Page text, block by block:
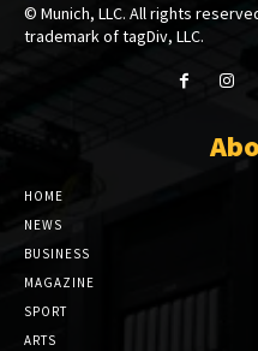
© Munich, LLC. All rights
trademark of tagDiv, LLC.
HOME
NEWS
BUSINESS
MAGAZINE
SPORT
ARTS